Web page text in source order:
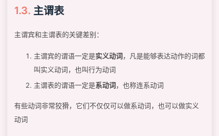
主谓表
主谓宾和主谓表的关键差别：
主谓宾的谓语一定是实义动词，凡是能够表达动作的词都
叫实义动词，也叫行为动词
主谓表的谓语一定是系动词，也称连系动词
有些动词非常狡猾，它们不仅仅可以做系动词，也可以做实义
动词